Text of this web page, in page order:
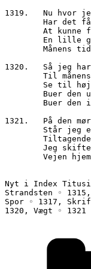
1319.	Nu
Har
At
En
1320.	Så
Til
Se
Buer
Buer
1321.	På
Står
Jeg
Nyt i Index
Strandsten ◦
Spor ◦ 1317,
1320, Vægt ◦ 1321